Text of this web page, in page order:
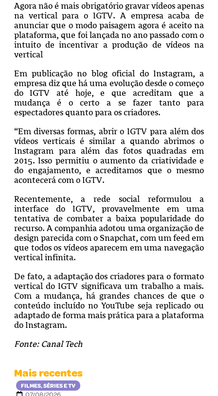
Agora não é mais obrigatório gravar vídeos apenas
na vertical para o IGTV. A empresa acaba de
anunciar que o modo paisagem agora é aceito na
plataforma, que foi lançada no ano passado com o
intuito de incentivar a produção de vídeos na
vertical
Em publicação no blog oficial do Instagram, a
empresa diz que há uma evolução desde o começo
do IGTV até hoje, e que acreditam que a
mudança é o certo a se fazer tanto para
espectadores quanto para os criadores.
“Em diversas formas, abrir o IGTV para além dos
vídeos verticais é similar a quando abrimos o
Instagram para além das fotos quadradas em
2015. Isso permitiu o aumento da criatividade e
do engajamento, e acreditamos que o mesmo
acontecerá com o IGTV.
Recentemente, a rede social reformulou a
interface do IGTV, provavelmente em uma
tentativa de combater a baixa popularidade do
recurso. A companhia adotou uma organização de
design parecida com o Snapchat, com um feed em
que todos os vídeos aparecem em uma navegação
vertical infinita.
De fato, a adaptação dos criadores para o formato
vertical do IGTV significava um trabalho a mais.
Com a mudança, há grandes chances de que o
conteúdo incluído no YouTube seja replicado ou
adaptado de forma mais prática para a plataforma
do Instagram.
Fonte: Canal Tech
Mais recentes
FILMES, SÉRIES E TV